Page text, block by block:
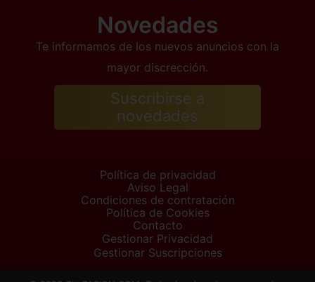
Novedades
Te informamos de los nuevos anuncios con la
mayor discrección.
Suscribirse a
novedades
Política de privacidad
Aviso Legal
Condiciones de contratación
Política de Cookies
Contacto
Gestionar Privacidad
Gestionar Suscripciones